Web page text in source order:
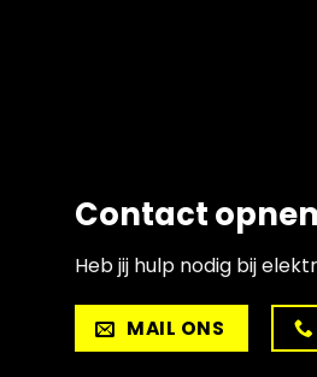
Contact
Heb jij hulp nodig bij
MAIL ONS